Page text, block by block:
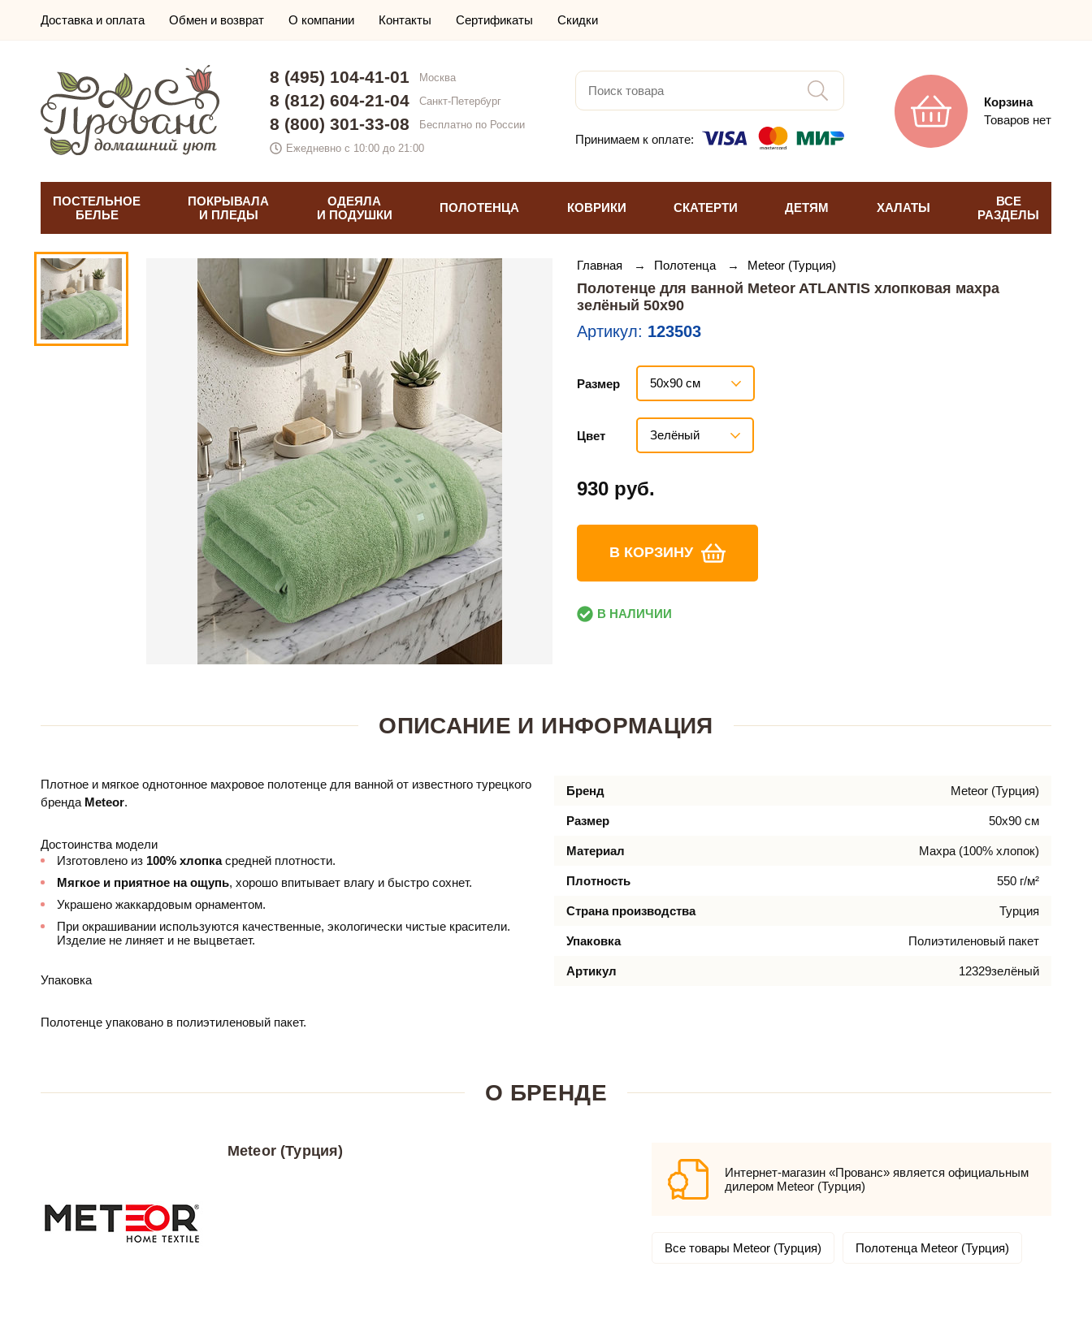
Доставка и оплата Обмен и возврат О компании Контакты Сертификаты Скидки
8 (495) 104-41-01 Москва
8 (812) 604-21-04 Санкт-Петербург
8 (800) 301-33-08
Бесплатно по России
Ежедневно с 10:00 до 21:00
Принимаем к оплате:
Корзина
Товаров нет
ПОСТЕЛЬНОЕ
БЕЛЬЕ
ПОКРЫВАЛА
И ПЛЕДЫ
ОДЕЯЛА
И ПОДУШКИ
ПОЛОТЕНЦА КОВРИКИ СКАТЕРТИ ДЕТЯМ ХАЛАТЫ
ВСЕ
РАЗДЕЛЫ
Главная → Полотенца → Meteor (Турция)
Полотенце для ванной Meteor ATLANTIS хлопковая махра
зелёный 50х90
Артикул: 123503
Размер 50х90 см
Цвет Зелёный
930 руб.
В КОРЗИНУ
В НАЛИЧИИ
ОПИСАНИЕ И ИНФОРМАЦИЯ
Плотное и мягкое однотонное махровое полотенце для ванной от известного турецкого
бренда Meteor.
Достоинства модели
Изготовлено из 100% хлопкасредней плотности.
Мягкое и приятное на ощупь, хорошо впитывает влагу и быстро сохнет.
Украшено жаккардовым орнаментом.
При окрашивании используются качественные, экологически чистые красители.
Изделие не линяет и не выцветает.
Упаковка
Полотенце упаковано в полиэтиленовый пакет.
Бренд Meteor (Турция)
Размер 50х90 см
Материал Махра (100% хлопок)
Плотность 550 г/м²
Страна производства Турция
Упаковка Полиэтиленовый пакет
Артикул 12329зелёный
О БРЕНДЕ
Meteor (Турция)
Интернет-магазин «Прованс» является официальным
дилером Meteor (Турция)
Все товары Meteor (Турция) Полотенца Meteor (Турция)